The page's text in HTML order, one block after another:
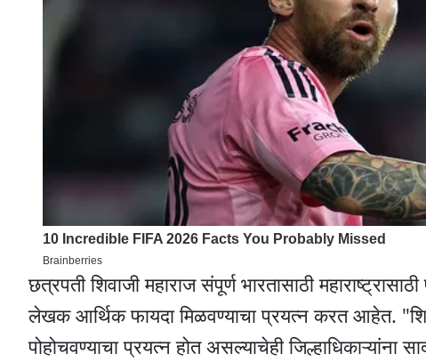
छत्रपती शिवाजी महाराज संपूर्ण भारतासाठी
लेखक आर्थिक फायदा मिळवण्याचा प्रयत्न करत आहेत.
पोहोचवण्याचा प्रयत्न होत असल्याचेही